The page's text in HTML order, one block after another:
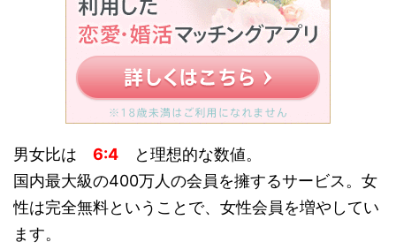
男女比は 6:4 と理想的な数値。
国内最大級の400万人の会員を擁するサービス。女
性は完全無料ということで、女性会員を増やしてい
ます。